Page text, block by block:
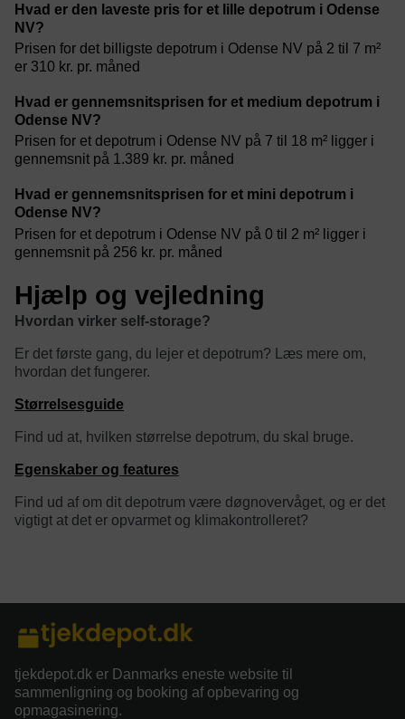
Hvad er den laveste pris for et lille depotrum i Odense
NV?
Prisen for det billigste depotrum i Odense NV på 2 til 7 m²
er 310 kr. pr. måned
Hvad er gennemsnitsprisen for et medium depotrum i
Odense NV?
Prisen for et depotrum i Odense NV på 7 til 18 m² ligger i
gennemsnit på 1.389 kr. pr. måned
Hvad er gennemsnitsprisen for et mini depotrum i
Odense NV?
Prisen for et depotrum i Odense NV på 0 til 2 m² ligger i
gennemsnit på 256 kr. pr. måned
Hjælp og vejledning
Hvordan virker self-storage?
Er det første gang, du lejer et depotrum? Læs mere om,
hvordan det fungerer.
Størrelsesguide
Find ud at, hvilken størrelse depotrum, du skal bruge.
Egenskaber og features
Find ud af om dit depotrum være døgnovervåget, og er det
vigtigt at det er opvarmet og klimakontrolleret?
tjekdepot.dk er Danmarks eneste website til
sammenligning og booking af opbevaring og
opmagasinering.